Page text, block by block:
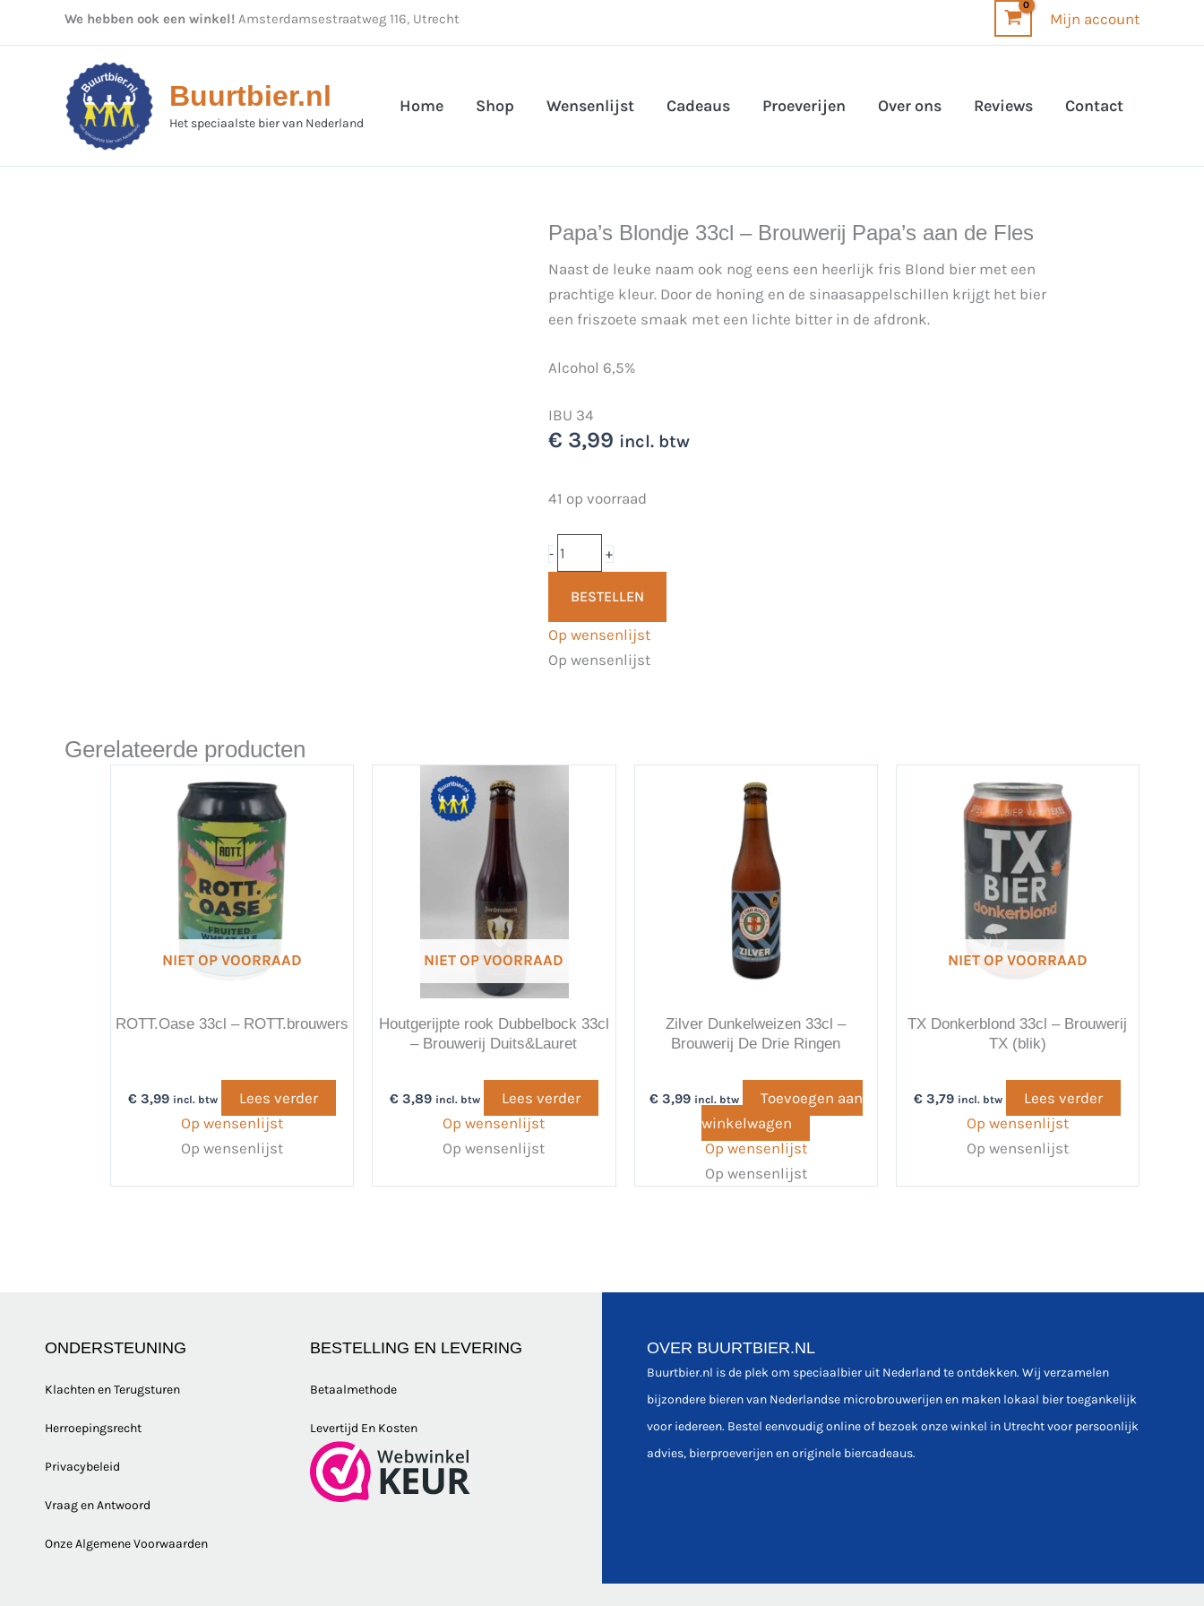
We hebben ook een winkel! Amsterdamsestraatweg 116, Utrecht Mijn account
Buurtbier.nl
Het speciaalste bier van Nederland
Home Shop Wensenlijst Cadeaus Proeverijen Over ons Reviews Contact
Papa’s Blondje 33cl – Brouwerij Papa’s aan de Fles
Naast de leuke naam ook nog eens een heerlijk fris Blond bier met een
prachtige kleur. Door de honing en de sinaasappelschillen krijgt het bier
een friszoete smaak met een lichte bitter in de afdronk.
Alcohol 6,5%
IBU 34
€ 3,99 incl. btw
41 op voorraad
-
Papa's
33cl
-
Brouwerij
Papa's
aan
de
+
BESTELLEN
Op wensenlijst
Op wensenlijst
Gerelateerde producten
NIET OP VOORRAAD
ROTT.Oase 33cl – ROTT.brouwers
€ 3,99 incl. btw
Lees verder
Op wensenlijst
Op wensenlijst
NIET OP VOORRAAD
Houtgerijpte rook Dubbelbock 33cl
– Brouwerij Duits&Lauret
€3,89 incl. btw
Lees verder
Op wensenlijst
Op wensenlijst
Zilver Dunkelweizen 33cl –
Brouwerij De Drie Ringen
€3,99 incl. btw
Toevoegen aan
winkelwagen
Op wensenlijst
Op wensenlijst
NIET OP VOORRAAD
TX Donkerblond 33cl – Brouwerij
TX (blik)
€ 3,79 incl. btw
Lees verder
Op wensenlijst
Op wensenlijst
ONDERSTEUNING
Klachten en Terugsturen
Herroepingsrecht
Privacybeleid
Vraag en Antwoord
Onze Algemene Voorwaarden
BESTELLING EN LEVERING
Betaalmethode
Levertijd En Kosten
OVER BUURTBIER.NL
Buurtbier.nl is de plek om speciaalbier uit Nederland te ontdekken. Wij verzamelen
bijzondere bieren van Nederlandse microbrouwerijen en maken lokaal bier toegankelijk
voor iedereen. Bestel eenvoudig online of bezoek onze winkel in Utrecht voor persoonlijk
advies, bierproeverijen en originele biercadeaus.